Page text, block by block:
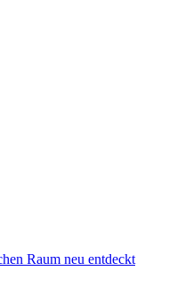
Raum neu entdeckt